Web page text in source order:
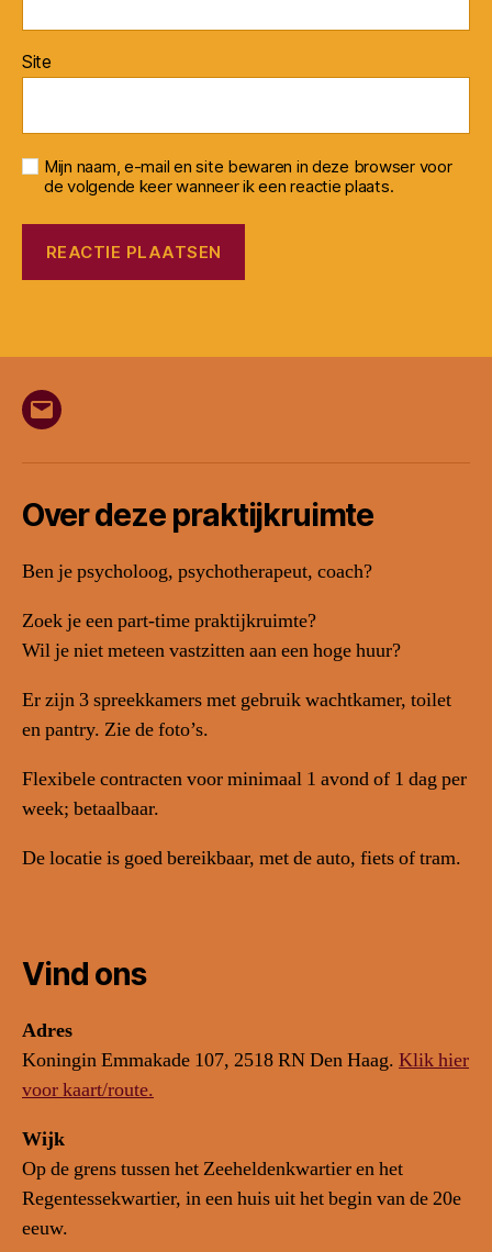
Site
Mijn naam, e-mail en site bewaren in deze browser voor
de volgende keer wanneer ik een reactie plaats.
E-
Over deze praktijkruimte
Ben je psycholoog, psychotherapeut, coach?
Zoek je een part-time praktijkruimte?
Wil je niet meteen vastzitten aan een hoge huur?
Er zijn 3 spreekkamers met gebruik wachtkamer, toilet
en pantry. Zie de foto’s.
Flexibele contracten voor minimaal 1 avond of 1 dag per
week; betaalbaar.
De locatie is goed bereikbaar, met de auto, fiets of tram.
Vind ons
Adres
Koningin Emmakade 107, 2518 RN Den Haag. Klik hier
voor kaart/route.
Wijk
Op de grens tussen het Zeeheldenkwartier en het
Regentessekwartier, in een huis uit het begin van de 20e
eeuw.